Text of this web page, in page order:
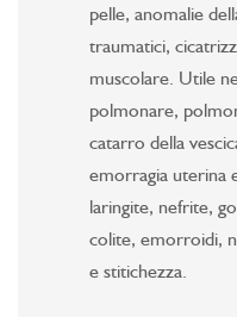
pelle, anomalie
traumatici,
muscolare. Utile
polmonare,
catarro della
emorragia uterina
laringite, nefrite,
colite, emorroidi,
e stitichezza.